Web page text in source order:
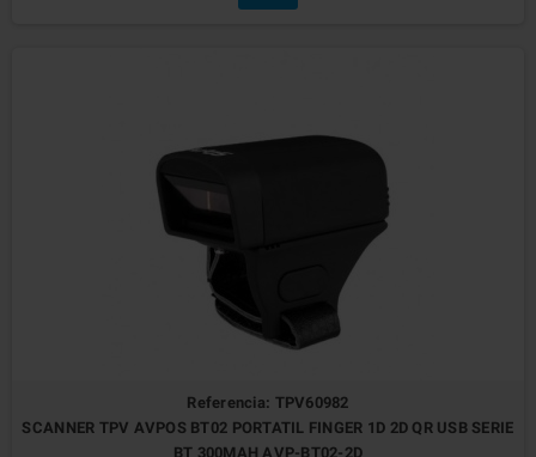
Referencia: TPV60982
SCANNER TPV AVPOS BT02 PORTATIL FINGER 1D 2D QR USB SERIE
BT 300MAH AVP-BT02-2D